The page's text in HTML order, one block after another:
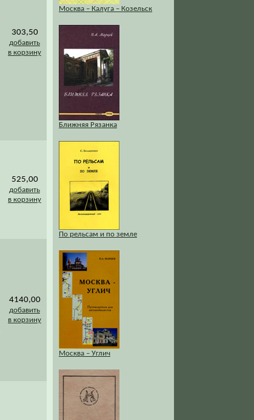
303,50
добавить
в корзину
525,00
добавить
в корзину
4140,00
добавить
в корзину
Москва – Калуга – Козельск
Ближняя Рязанка
По рельсам и по земле
Москва – Углич